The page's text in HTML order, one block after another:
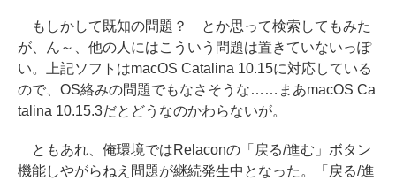
もしかして既知の問題？ とか思って検索してもみた
が、ん～、他の人にはこういう問題は置きていないっぽ
い。上記ソフトはmacOS Catalina 10.15に対応している
ので、OS絡みの問題でもなさそうな……まあmacOS Ca
talina 10.15.3だとどうなのかわらないが。
ともあれ、俺環境ではRelaconの「戻る/進む」ボタン
機能しやがらねえ問題が継続発生中となった。「戻る/進